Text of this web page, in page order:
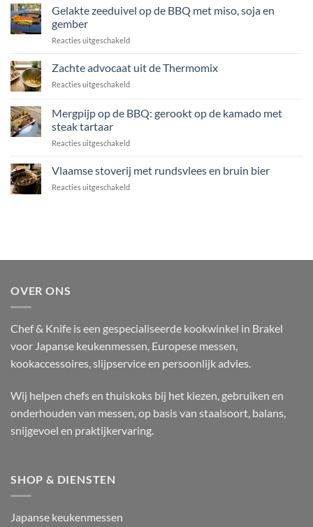
in
salieboter
coquille,
en
Padano
Gelakte zeeduivel op de BBQ met miso, soja en
gember
Reacties uitgeschakeldvoor
zeeduivel
op
de
met
en
Zachte advocaat uit de Thermomix
Reacties uitgeschakeldvoor
uit
Thermomix
Mergpijp op de BBQ: gerookt op de kamado met
steak tartaar
Reacties uitgeschakeldvoor
op
de
BBQ:
steak
Vlaamse stoverij met rundsvlees en bruin bier
Reacties uitgeschakeldvoor
OVER ONS
Chef & Knife is een gespecialiseerde kookwinkel in Brakel
voor Japanse keukenmessen, Europese messen,
kookaccessoires, slijpservice en persoonlijk advies.
Wij helpen chefs en thuiskoks bij het kiezen, gebruiken en
onderhouden van messen, op basis van staalsoort, balans,
snijgevoel en praktijkervaring.
SHOP & DIENSTEN
Japanse keukenmessen